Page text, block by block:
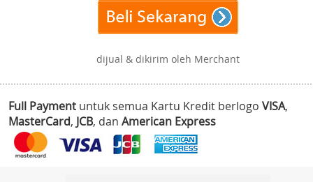
dijual & dikirim oleh Merchant
Full Payment untuk semua Kartu Kredit berlogo VISA,
MasterCard, JCB, dan American Express